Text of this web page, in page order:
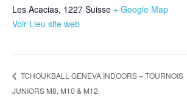
Les Acacias, 1227 Suisse + Google Map
Voir Lieu site web
TCHOUKBALL GENEVA INDOORS – TOURNOIS
JUNIORS M8, M10 & M12